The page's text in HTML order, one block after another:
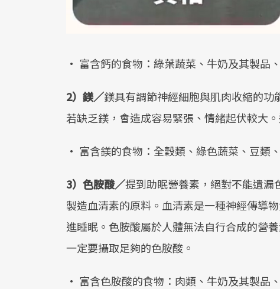
• 富含鈣的食物：綠葉蔬菜、牛奶及其製
2）鎂／鎂具有調節神經細胞與肌肉收縮的
若缺乏鎂，會造成容易緊張、情緒起伏較大
• 富含鎂的食物：全穀類、綠色蔬菜、豆類
3）色胺酸／提到助眠營養素，絕對不能遺
製造血清素的原料。血清素是一種神經傳導
進睡眠。色胺酸屬於人體無法自行合成的營
一定要攝取足夠的色胺酸。
• 富含色胺酸的食物：肉類、牛奶及其製品